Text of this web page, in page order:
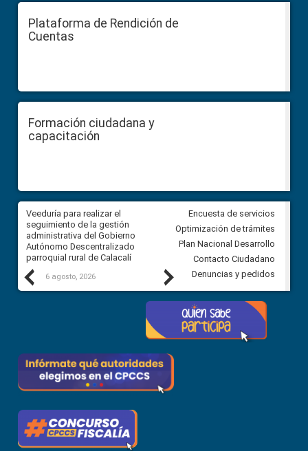
Plataforma de Rendición de
Cuentas
Formación ciudadana y
capacitación
Previous
Veeduría para realizar el
seguimiento de la gestión
administrativa del Gobierno
Autónomo Descentralizado
parroquial rural de Calacalí
6 agosto, 2026
Veeduría para vigilar los
derivados de la Audiencia
comunidad Urbina, parroquia
Carolina
5 agosto, 2026
Next
Encuesta de servicios
Optimización de trámites
Plan Nacional Desarrollo
Contacto Ciudadano
Denuncias y pedidos